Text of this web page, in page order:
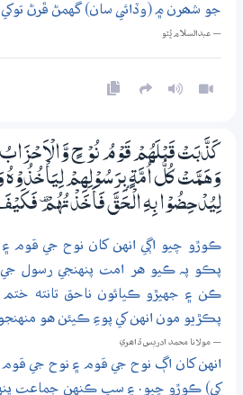
جو شھرن ۾ (وڏائي سان) گهمڻ ڦرڻ
— عبدالسلام ڀُٽو
كَذَّبَتْ قَبْلَهُمْ قَوْمُ نُوْحٍ
وَهَـمَّتْ كُلُّ اُمَّةٍۢ بِرَسُوْلِهِمْ لِيَاْخُذُوْهُ
لِيُدْحِضُوْا بِهِ الْـحَقَّ فَاَخَذْتُهُمْ
ڪوڙو چيو اڳي انهن کان نوح جي قوم ۽
پڪو پہ ڪيو هر امت پنهنجي رسول جي
ڪن ۽ جهيڙو ڪيائون ناحق تانته
پڪڙيو مون انهن کي پوءِ ڪيئن هو
— مولانا محمد ادريس ڏاھري
انهن کان اڳ نوح جي قوم ۽ نوح جي قوم
کي) ڪوڙو چيو. ۽ سڀ ڪنهن جماعت